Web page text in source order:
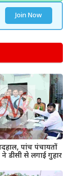
Join Now
पांच पंचायतों
डीसी से लगाई गुहार